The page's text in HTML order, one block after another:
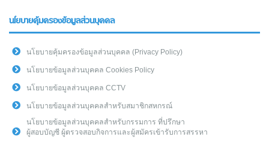
นโยบายคุ้มครองข้อมูลส่วนบุคคล
นโยบายคุ้มครองข้อมูลส่วนบุคคล (Privacy Policy)
นโยบายข้อมูลส่วนบุคคล Cookies Policy
นโยบายข้อมูลส่วนบุคคล CCTV
นโยบายข้อมูลส่วนบุคคลสำหรับสมาชิกสหกรณ์
นโยบายข้อมูลส่วนบุคคลสำหรับกรรมการ ที่ปรึกษา
ผู้สอบบัญชี ผู้ตรวจสอบกิจการและผู้สมัครเข้ารับการสรรหา